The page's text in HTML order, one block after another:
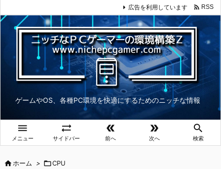
ゲームやOS、各種PC環境を快適にするためのニッチな情報

メニュー

サイドバー

前へ

次へ

検索
広告を利用しています  RSS
ホーム > CPU